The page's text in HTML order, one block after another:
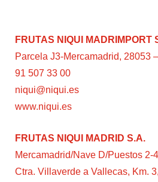
FRUTAS NIQUI MADRIMPORT
Parcela J3-Mercamadrid, 28053
91 507 33 00
niqui@niqui.es
www.niqui.es
FRUTAS NIQUI MADRID S.A.
Mercamadrid/Nave D/Puestos 2-4
Ctra. Villaverde a Vallecas, Km.